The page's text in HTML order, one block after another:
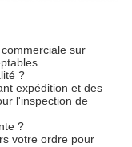
sur
?
expédition et des
l'inspection de
?
votre ordre pour